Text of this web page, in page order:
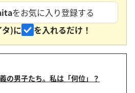
をお気に入り登録する
)に
を入れるだけ！
の男子たち。私は「何位」？